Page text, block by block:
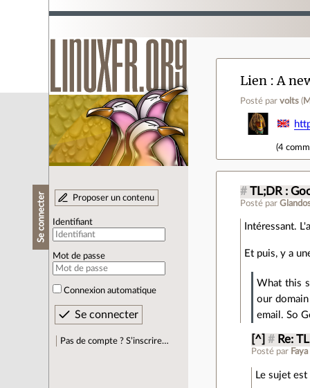
Se connecter Proposer un contenu
Identifiant
Mot de passe
Connexion automatique
Pas de compte ? S’inscrire…
Lien A
Posté parvolts (
(4
# TL;DR :
Posté par
Intéressant.
Et puis, y a
What this
our
email. So
[^] # Re:
Posté par Faya
Le sujet